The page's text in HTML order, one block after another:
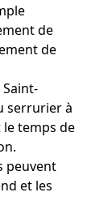
de
de
Saint-
serrurier à
temps de
peuvent
et les